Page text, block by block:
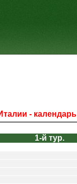
- календарь
1-й тур.